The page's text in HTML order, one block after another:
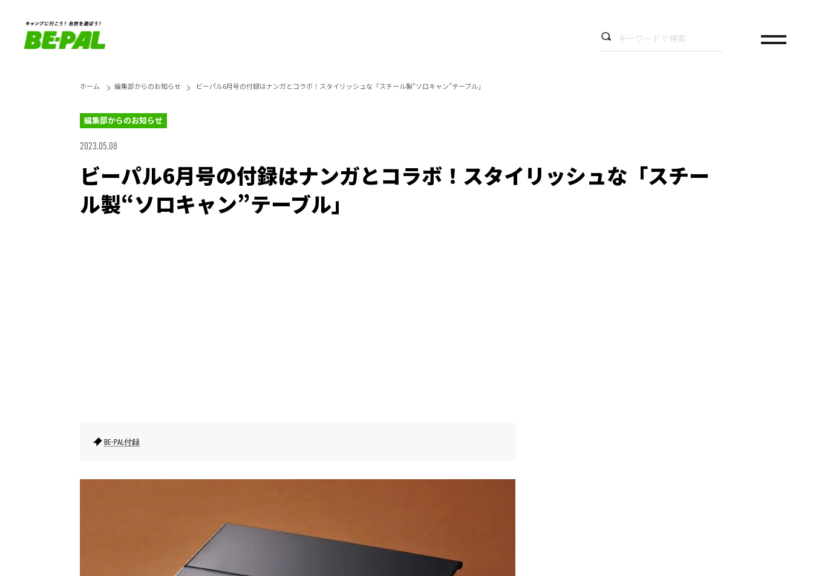
ホーム 編集部からのお知らせ ビーパル6月号の付録はナンガとコラボ！スタイリッシュな「スチール製“ソロキャン”テーブル」
編集部からのお知らせ
2023.05.08
ビーパル6月号の付録はナンガとコラボ！スタイリッシュな「スチー
ル製“ソロキャン”テーブル」
BE-PAL付録